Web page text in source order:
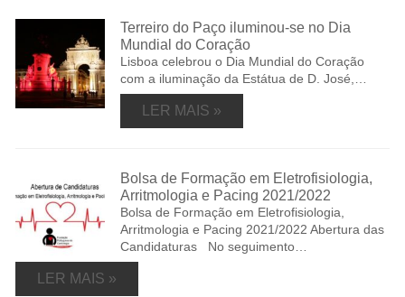
Terreiro do Paço iluminou-se no Dia
Mundial do Coração
Lisboa celebrou o Dia Mundial do Coração
com a iluminação da Estátua de D. José,…
LER MAIS »
Bolsa de Formação em Eletrofisiologia,
Arritmologia e Pacing 2021/2022
Bolsa de Formação em Eletrofisiologia,
Arritmologia e Pacing 2021/2022 Abertura das
Candidaturas No seguimento…
LER MAIS »